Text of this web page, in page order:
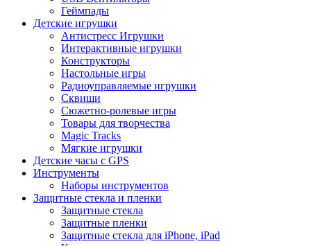
Геймпады
Детские игрушки
Антистресс Игрушки
Интерактивные игрушки
Конструкторы
Настольные игры
Радиоуправляемые игрушки
Сквиши
Сюжетно-ролевые игры
Товары для творчества
Magic Tracks
Мягкие игрушки
Детские часы с GPS
Инструменты
Наборы инструментов
Защитные стекла и пленки
Защитные стекла
Защитные пленки
Защитные стекла для iPhone, iPad